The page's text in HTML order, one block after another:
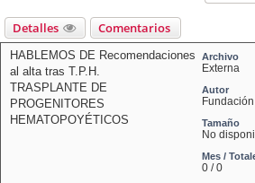
Detalles Comentarios
HABLEMOS DE Recomendaciones
al alta tras T.P.H.
TRASPLANTE DE
PROGENITORES
HEMATOPOYÉTICOS
Archivo
Externa
Autor
Tamaño
No
Mes /
0 / 0